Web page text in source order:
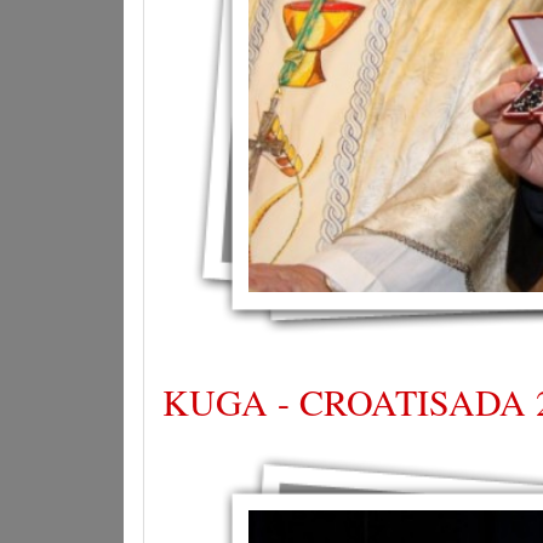
KUGA - CROATISADA